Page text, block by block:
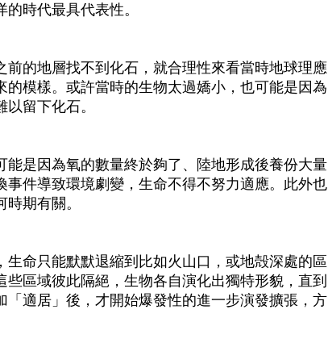
時代最具代表性。
前的地層找不到化石，就合理性來看當時地球理應
的模樣。或許當時的生物太過嬌小，也可能是因為
留下化石。
能是因為氧的數量終於夠了、陸地形成後養份大量
事件導致環境劇變，生命不得不努力適應。此外也
期有關。
生命只能默默退縮到比如火山口，或地殻深處的區
區域彼此隔絕，生物各自演化出獨特形貌，直到
「適居」後，才開始爆發性的進一步演發擴張，方